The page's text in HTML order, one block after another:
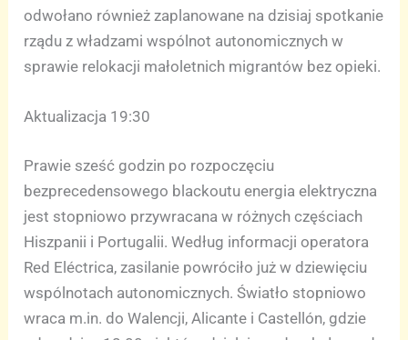
odwołano również zaplanowane na dzisiaj spotkanie
rządu z władzami wspólnot autonomicznych w
sprawie relokacji małoletnich migrantów bez opieki.
Aktualizacja 19:30
Prawie sześć godzin po rozpoczęciu
bezprecedensowego blackoutu energia elektryczna
jest stopniowo przywracana w różnych częściach
Hiszpanii i Portugalii. Według informacji operatora
Red Eléctrica, zasilanie powróciło już w dziewięciu
wspólnotach autonomicznych. Światło stopniowo
wraca m.in. do Walencji, Alicante i Castellón, gdzie